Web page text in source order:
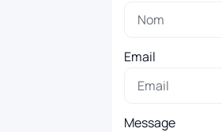
Email
Message